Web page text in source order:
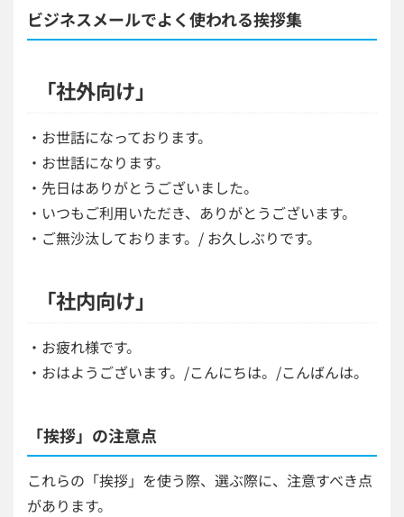
ビジネスメールでよく使われる挨拶集
「社外向け」
・お世話になっております。
・お世話になります。
・先日はありがとうございました。
・いつもご利用いただき、ありがとうございます。
・ご無沙汰しております。/ お久しぶりです。
「社内向け」
・お疲れ様です。
・おはようございます。/こんにちは。/こんばんは。
「挨拶」の注意点
これらの「挨拶」を使う際、選ぶ際に、注意すべき点
があります。